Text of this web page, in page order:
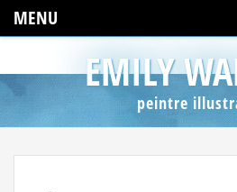
MENU
EMILY
peintre